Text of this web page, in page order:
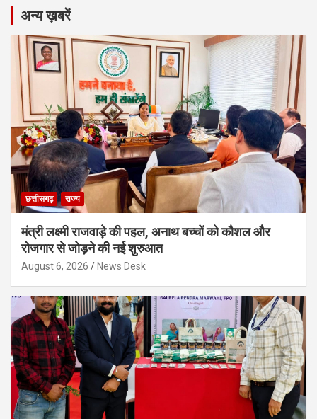
अन्य ख़बरें
छत्तीसगढ़ राज्य
मंत्री लक्ष्मी राजवाड़े की पहल, अनाथ बच्चों को कौशल और
रोजगार से जोड़ने की नई शुरुआत
August 6, 2026 News Desk